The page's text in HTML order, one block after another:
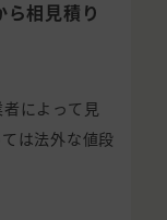
相見積り
によって見
は法外な値段